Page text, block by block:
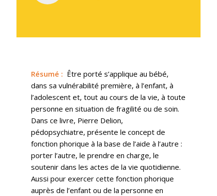
Résumé : Être porté s’applique au bébé,
dans sa vulnérabilité première, à l’enfant, à
l’adolescent et, tout au cours de la vie, à toute
personne en situation de fragilité ou de soin.
Dans ce livre, Pierre Delion,
pédopsychiatre, présente le concept de
fonction phorique à la base de l’aide à l’autre :
porter l’autre, le prendre en charge, le
soutenir dans les actes de la vie quotidienne.
Aussi pour exercer cette fonction phorique
auprès de l’enfant ou de la personne en